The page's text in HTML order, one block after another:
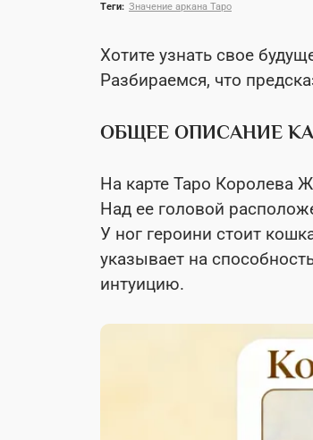
Теги: Значение аркана Таро
Хотите узнать свое
Разбираемся, что
ОБЩЕЕ ОПИСАНИЕ
На карте Таро Королева
Над ее головой
У ног героини стоит
указывает на
интуицию.